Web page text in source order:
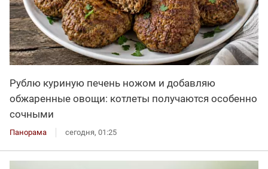
Рублю куриную печень ножом и добавляю
обжаренные овощи: котлеты получаются особенно
сочными
Панорама сегодня, 01:25